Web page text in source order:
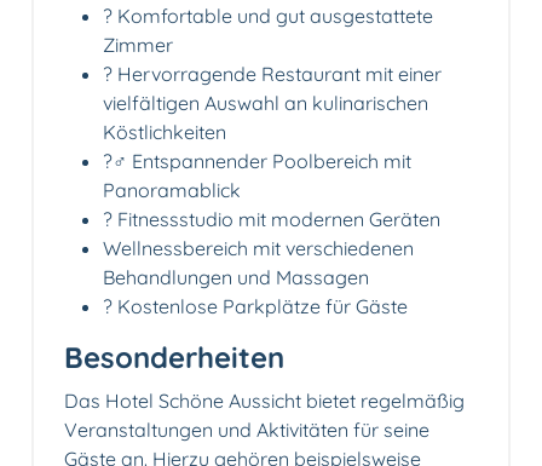
? Komfortable und gut ausgestattete
Zimmer
?️ Hervorragende Restaurant mit einer
vielfältigen Auswahl an kulinarischen
Köstlichkeiten
?‍♂️ Entspannender Poolbereich mit
Panoramablick
? Fitnessstudio mit modernen Geräten
Wellnessbereich mit verschiedenen
Behandlungen und Massagen
? Kostenlose Parkplätze für Gäste
Besonderheiten
Das Hotel Schöne Aussicht bietet regelmäßig
Veranstaltungen und Aktivitäten für seine
Gäste an. Hierzu gehören beispielsweise